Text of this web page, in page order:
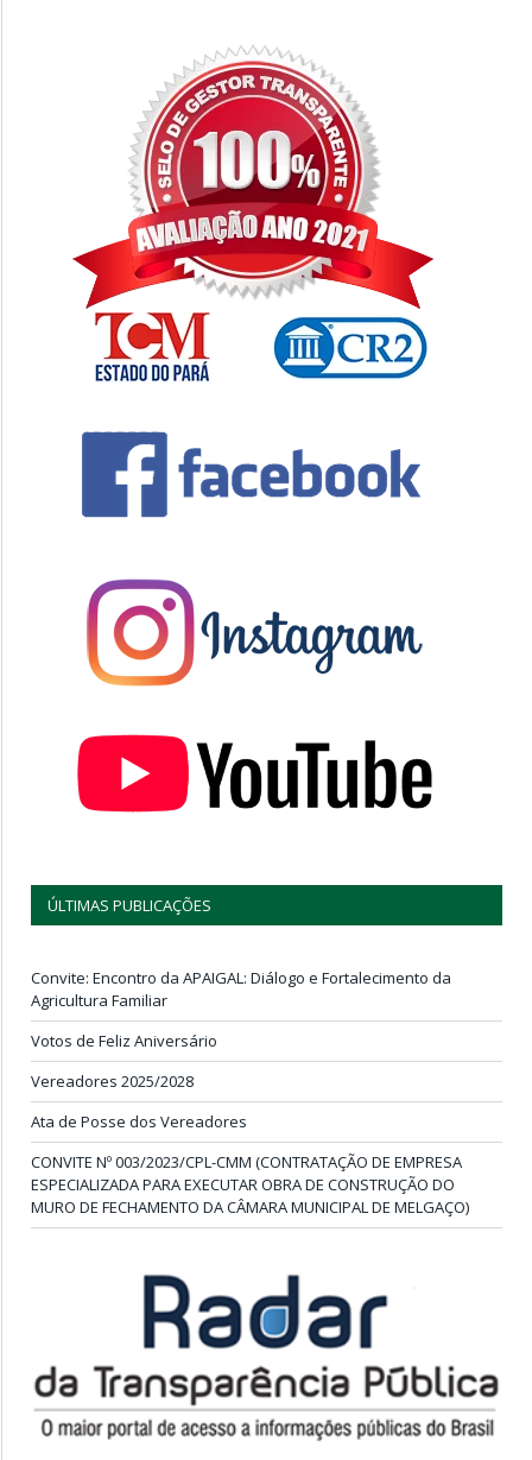
ÚLTIMAS PUBLICAÇÕES
Convite: Encontro da APAIGAL: Diálogo e Fortalecimento da
Agricultura Familiar
Votos de Feliz Aniversário
Vereadores 2025/2028
Ata de Posse dos Vereadores
CONVITE Nº 003/2023/CPL-CMM (CONTRATAÇÃO DE EMPRESA
ESPECIALIZADA PARA EXECUTAR OBRA DE CONSTRUÇÃO DO
MURO DE FECHAMENTO DA CÂMARA MUNICIPAL DE MELGAÇO)